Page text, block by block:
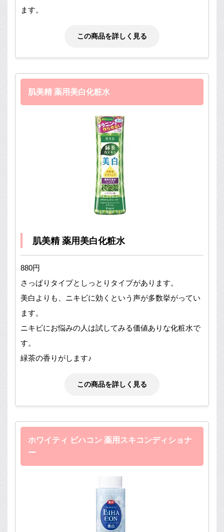
ます。
この商品を詳しく見る
肌美精 薬用美白化粧水
肌美精 薬用美白化粧水
880円
さっぱりタイプとしっとりタイプがあります。
美白よりも、ニキビに効くという声が多数挙がってい
ます。
ニキビにお悩みの人は試してみる価値ありな化粧水で
す。
緑茶の香りがします♪
この商品を詳しく見る
ホワイティ ビハコン 薬用スキコンディショナ
ー